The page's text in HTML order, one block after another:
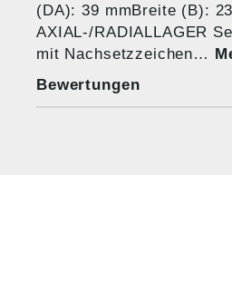
(DA): 39 mmBreite (B):
AXIAL-/RADIALLAGER
mit Nachsetzzeichen…
Bewertungen